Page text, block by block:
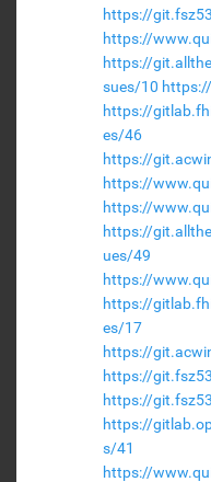
https://
https://
https://
sues/10
https://
es/46
https://
https://
https://
https://
ues/49
https://
https://
es/17
https://
https://
https://
https://
s/41
https://